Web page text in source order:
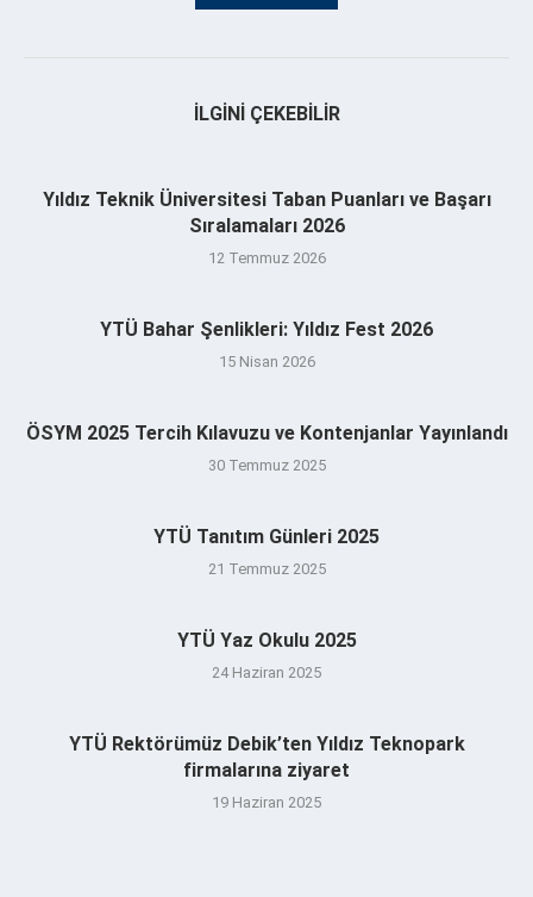
İLGINI ÇEKEBILIR
Yıldız Teknik Üniversitesi Taban Puanları ve Başarı
Sıralamaları 2026
12 Temmuz 2026
YTÜ Bahar Şenlikleri: Yıldız Fest 2026
15 Nisan 2026
ÖSYM 2025 Tercih Kılavuzu ve Kontenjanlar Yayınlandı
30 Temmuz 2025
YTÜ Tanıtım Günleri 2025
21 Temmuz 2025
YTÜ Yaz Okulu 2025
24 Haziran 2025
YTÜ Rektörümüz Debik’ten Yıldız Teknopark
firmalarına ziyaret
19 Haziran 2025